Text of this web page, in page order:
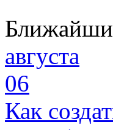
августа
06
Как